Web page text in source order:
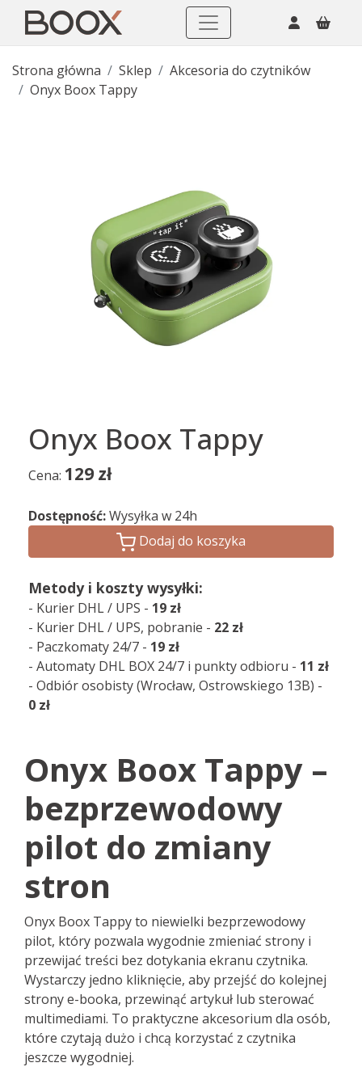
Strona główna Sklep
Akcesoria do czytników
Onyx Boox Tappy
Onyx Boox Tappy
Cena: 129zł
Dostępność:Wysyłka w 24h
Dodaj do koszyka
Metody i koszty wysyłki:
- Kurier DHL / UPS - 19 zł
- Kurier DHL / UPS, pobranie - 22 zł
- Paczkomaty 24/7 - 19 zł
- Automaty DHL BOX 24/7 i punkty odbioru - 11 zł
- Odbiór osobisty (Wrocław, Ostrowskiego 13B) -
0 zł
Onyx Boox Tappy –
bezprzewodowy
pilot do zmiany
stron
Onyx Boox Tappy to niewielki bezprzewodowy
pilot, który pozwala wygodnie zmieniać strony i
przewijać treści bez dotykania ekranu czytnika.
Wystarczy jedno kliknięcie, aby przejść do kolejnej
strony e-booka, przewinąć artykuł lub sterować
multimediami. To praktyczne akcesorium dla osób,
które czytają dużo i chcą korzystać z czytnika
jeszcze wygodniej.